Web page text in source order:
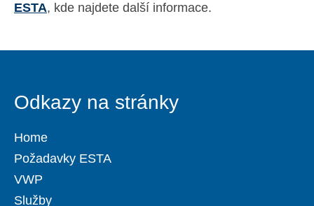
ESTA, kde najdete další informace.
Odkazy na stránky
Home
Požadavky ESTA
VWP
Služby